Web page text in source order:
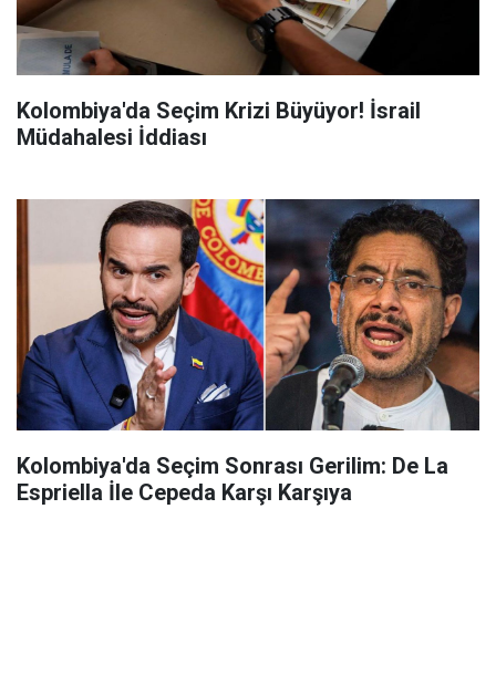
Kolombiya'da Seçim Krizi Büyüyor! İsrail
Müdahalesi İddiası
Kolombiya'da Seçim Sonrası Gerilim: De La
Espriella İle Cepeda Karşı Karşıya